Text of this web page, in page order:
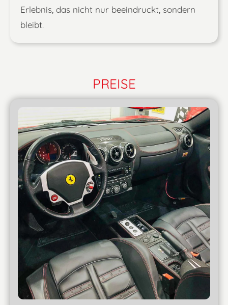
Erlebnis, das nicht nur beeindruckt, sondern
bleibt.
PREISE